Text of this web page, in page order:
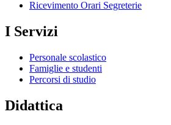
Ricevimento Orari Segreterie
I Servizi
Personale scolastico
Famiglie e studenti
Percorsi di studio
Didattica